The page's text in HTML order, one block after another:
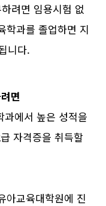
려면 임용시험 없
학과를 졸업하면 지
니다.
면
과에서 높은 성적을
자격증을 취득할
아교육대학원에 진